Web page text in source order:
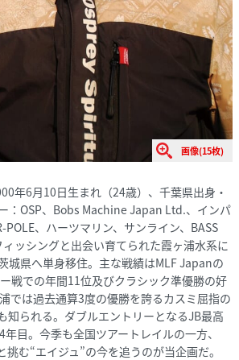
画像(15枚)
年6月10日生まれ（24歳）、千葉県出身・
：OSP、Bobs Machine Japan Ltd.、インパ
POLE、ハーツマリン、サンライン、BASS
ィッシングと出会い育てられた霞ヶ浦水系に
城県へ単身移住。主な戦績はMLF Japanの
戦での年間11位及びクラシック準優勝の好
では過去通算3度の優勝を誇るカスミ屈指の
知られる。ダブルエントリーとなるJB最高
目。今季も全国ツアートレイルの一方、
む“エイジュ”の今を追うのが当企画だ。